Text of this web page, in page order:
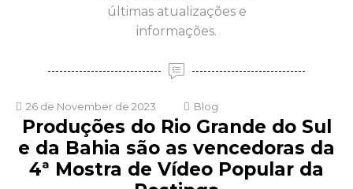
últimas atualizações e
informações.
26 de November de 2023 Blog
Produções do Rio Grande do Sul
e da Bahia são as vencedoras da
4ª Mostra de Vídeo Popular da